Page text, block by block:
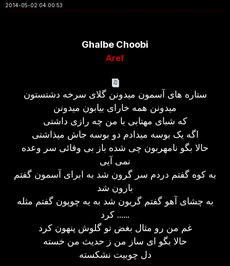
2014-05-02 04:00:53
Ghalbe Choobi
Aref
ستاره های آسمون میدونن گلای سرخه دشتستون
میدونن همه خارای بیابون میدونن
که شبای مهتابی با من چه رازی داشتی
اگه یک بوسه میدادم دو بوسه جاش میذاشتی
حالا بگو نامهربون چی شده باز بی وفائی سر وعده
نمی آیی
به کوه گفتم دردم سر گرون شد به ابرای آسمون گفتم
بارون شد
به چشای آهو گفتم گریون شد به یه چوپون گفتم مثله
...... کرد
غم من رو مثال بغض تو گلوش پنهون کرد
حالا بگو ای ساز من ز حدیث من خسته
دل چوبیت نشکسته